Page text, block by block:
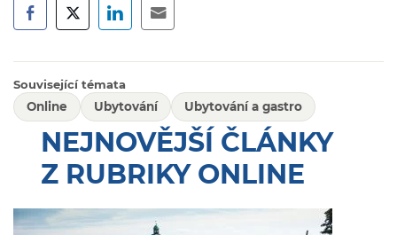
Související témata
Online
Ubytování Ubytování a gastro
NEJNOVĚJŠÍ ČLÁNKY
Z RUBRIKY ONLINE